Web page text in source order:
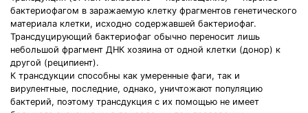
бактериофагом в заражаемую клетку фрагментов генетического
материала клетки, исходно содержавшей бактериофаг.
Трансдуцирующий бактериофаг обычно переносит лишь
небольшой фрагмент ДНК хозяина от одной клетки (донор) к
другой (реципиент).
К трансдукции способны как умеренные фаги, так и
вирулентные, последние, однако, уничтожают популяцию
бактерий, поэтому трансдукция с их помощью не имеет